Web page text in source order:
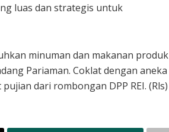
luas dan strategis untuk
minuman dan makanan produk
Pariaman. Coklat dengan aneka
dari rombongan DPP REI. (Rls)